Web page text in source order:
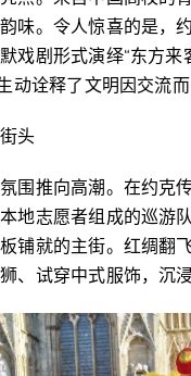
味。令人惊喜的是，
戏剧形式演绎“东方
动诠释了文明因交流
头
围推向高潮。在约克
地志愿者组成的巡
铺就的主街。红绸翻
、试穿中式服饰，沉